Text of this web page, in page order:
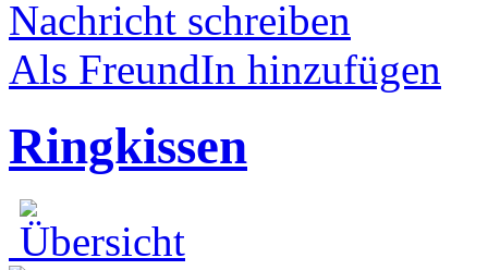
Nachricht schreiben
Als FreundIn hinzufügen
Ringkissen